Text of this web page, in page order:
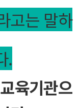
고는 말하
.
육기관으